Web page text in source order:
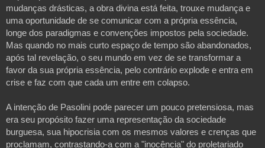
mudanças drásticas, a obra divina está feita, trouxe mudança e
uma oportunidade de se comunicar com a própria essência,
longe dos paradigmas e convenções impostos pela sociedade.
Mas quando no mais curto espaço de tempo são abandonados,
após tal revelação, o seu mundo em vez de se transformar a
favor da sua própria essência, pelo contrário explode e entra em
crise e faz com que cada um entre em colapso.
A intenção de Pasolini pode parecer um pouco pretensiosa, mas
era seu propósito fazer uma representação da sociedade
burguesa, sua hipocrisia com os mesmos valores e crenças que
proclamam, contrastando-a com a "inocência" do proletariado